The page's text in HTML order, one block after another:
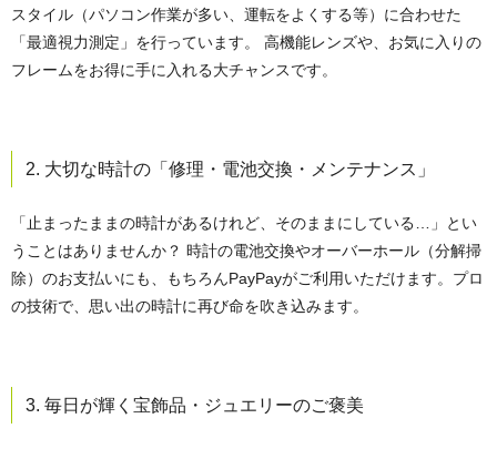
スタイル（パソコン作業が多い、運転をよくする等）に合わせた
「最適視力測定」を行っています。 高機能レンズや、お気に入りの
フレームをお得に手に入れる大チャンスです。
2. 大切な時計の「修理・電池交換・メンテナンス」
「止まったままの時計があるけれど、そのままにしている…」とい
うことはありませんか？ 時計の電池交換やオーバーホール（分解掃
除）のお支払いにも、もちろんPayPayがご利用いただけます。プロ
の技術で、思い出の時計に再び命を吹き込みます。
3. 毎日が輝く宝飾品・ジュエリーのご褒美